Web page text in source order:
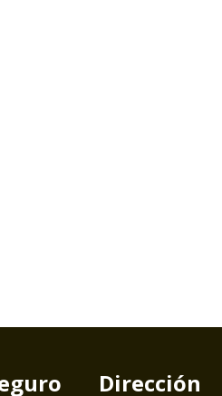
Dirección